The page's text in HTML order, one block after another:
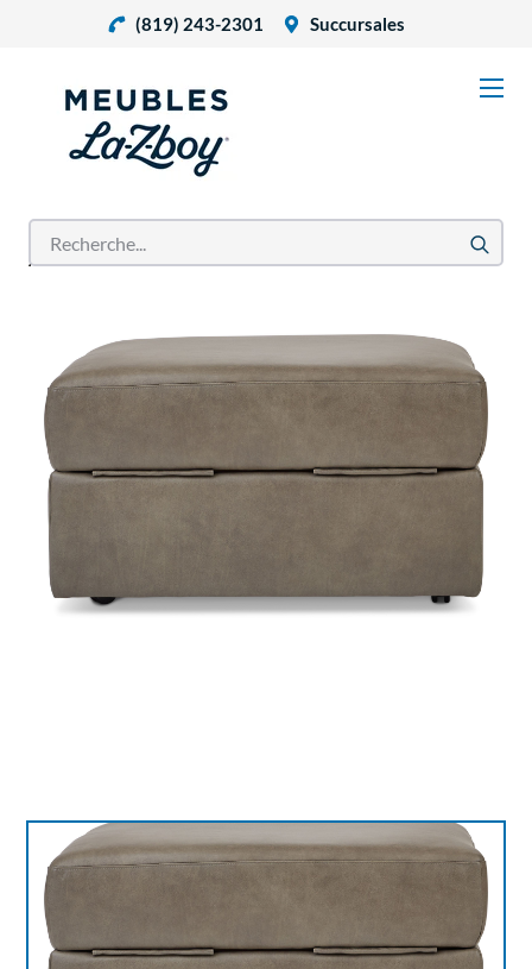
(819) 243-2301 Succursales
Accueil Produits Ottoman Tahoe